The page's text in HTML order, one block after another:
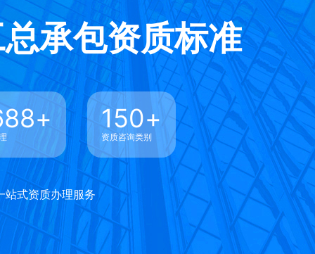
承包资质标准
+ 150+
资质咨询类别
站式资质办理服务